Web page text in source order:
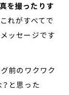
を撮ったりす
れがすべてで
ッセージです
前のワクワク
と思った